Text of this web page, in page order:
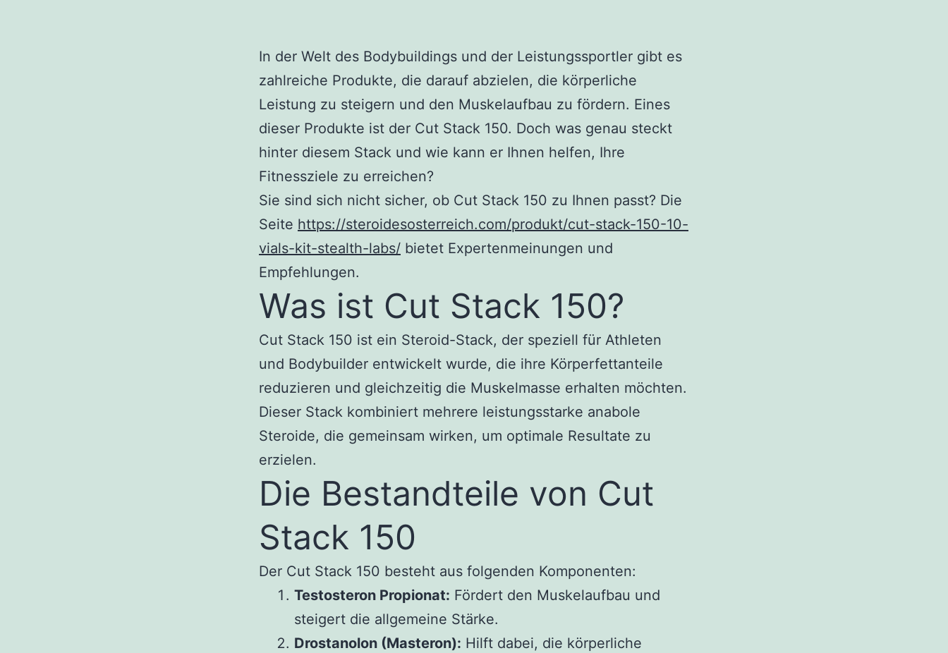
In der Welt des Bodybuildings und der Leistungssportler gibt es
zahlreiche Produkte, die darauf abzielen, die körperliche
Leistung zu steigern und den Muskelaufbau zu fördern. Eines
dieser Produkte ist der Cut Stack 150. Doch was genau steckt
hinter diesem Stack und wie kann er Ihnen helfen, Ihre
Fitnessziele zu erreichen?
Sie sind sich nicht sicher, ob Cut Stack 150 zu Ihnen passt? Die
Seite https://steroidesosterreich.com/produkt/cut-stack-150-10-
vials-kit-stealth-labs/ bietet Expertenmeinungen und
Empfehlungen.
Was ist Cut Stack 150?
Cut Stack 150 ist ein Steroid-Stack, der speziell für Athleten
und Bodybuilder entwickelt wurde, die ihre Körperfettanteile
reduzieren und gleichzeitig die Muskelmasse erhalten möchten.
Dieser Stack kombiniert mehrere leistungsstarke anabole
Steroide, die gemeinsam wirken, um optimale Resultate zu
erzielen.
Die Bestandteile von Cut
Stack 150
Der Cut Stack 150 besteht aus folgenden Komponenten:
Testosteron Propionat: Fördert den Muskelaufbau und
steigert die allgemeine Stärke.
Drostanolon (Masteron): Hilft dabei, die körperliche